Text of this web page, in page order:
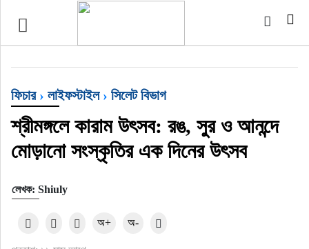
টপ নিউজ
ইন্টারন্যাশনাল
সিলেট বিভাগ
স্পোর্টস
মার্কিন যুক্তরাষ্ট্র
ফিচার› লাইফস্টাইল› সিলেট বিভাগ
শ্রীমঙ্গলে কারাম উৎসব: রঙ, সুর ও আনন্দে
মোড়ানো সংস্কৃতির এক দিনের উৎসব
লেখক: Shiuly
অ+ অ-